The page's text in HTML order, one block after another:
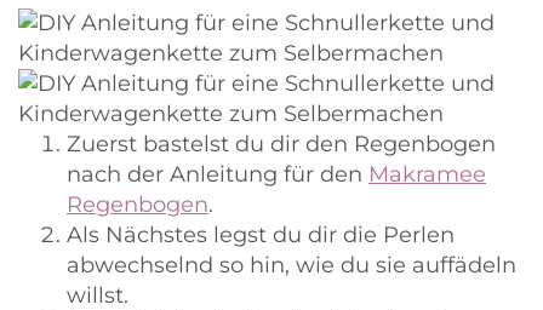
Zuerst bastelst du dir den Regenbogen
nach der Anleitung für den Makramee
Regenbogen.
Als Nächstes legst du dir die Perlen
abwechselnd so hin, wie du sie auffädeln
willst.